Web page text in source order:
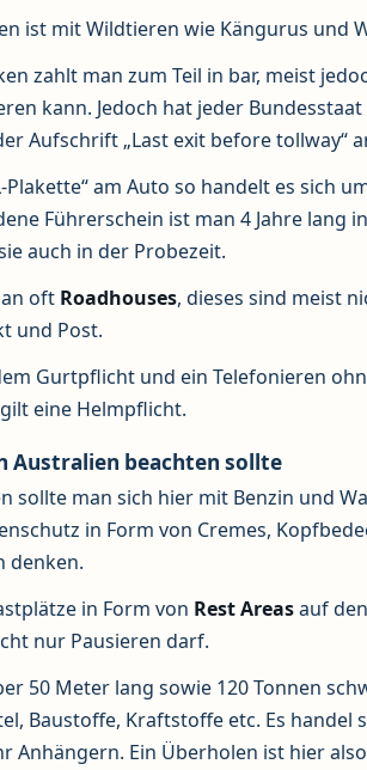
ist mit Wildtieren wie Kängurus und
zahlt man zum Teil in bar, meist
kann. Jedoch hat jeder
Aufschrift „Last exit before tollway“
Plakette“ am Auto so handelt es sich
Führerschein ist man 4 Jahre lang
auch in der Probezeit.
oft Roadhouses, dieses sind meist
und Post.
Gurtpflicht und ein Telefonieren
eine Helmpflicht.
Australien beachten sollte
sollte man sich hier mit Benzin und
in Form von Cremes,
denken.
in Form von Rest Areasauf
nur Pausieren darf.
50 Meter lang sowie 120 Tonnen
Baustoffe, Kraftstoffe etc. Es handel
Anhängern. Ein Überholen ist hier